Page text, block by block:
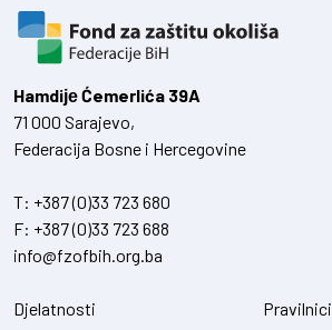
Hamdiје Ćemerlića 39A
71 000 Sarajevo,
Federacija Bosne i Hercegovine
T: +387 (0)33 723 680
F: +387 (0)33 723 688
info@fzofbih.org.ba
Djelatnosti
Pravilnici